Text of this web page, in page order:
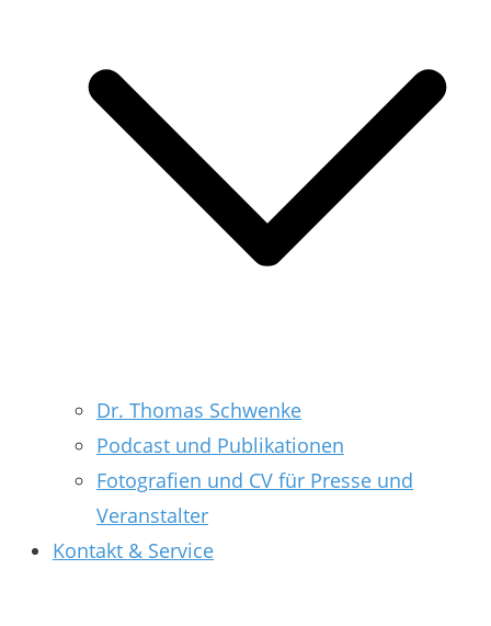
Dr. Thomas Schwenke
Podcast und Publikationen
Fotografien und CV für Presse und
Veranstalter
Kontakt & Service